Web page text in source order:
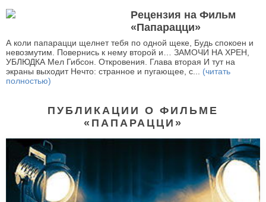
Рецензия на Фильм
«Папарацци»
А коли папарацци щелнет тебя по одной щеке, Будь спокоен и
невозмутим. Повернись к нему второй и… ЗАМОЧИ НА ХРЕН,
УБЛЮДКА Мел Гибсон. Откровения. Глава вторая И тут на
экраны выходит Нечто: странное и пугающее, с... (читать
полностью)
ПУБЛИКАЦИИ О ФИЛЬМЕ
«ПАПАРАЦЦИ»